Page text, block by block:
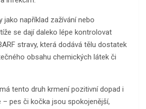
jako například zažívání nebo
se dají daleko lépe kontrolovat
stravy, která dodává tělu dostatek
obsahu chemických látek či
tento druh krmení pozitivní dopad i
– pes či kočka jsou spokojenější,